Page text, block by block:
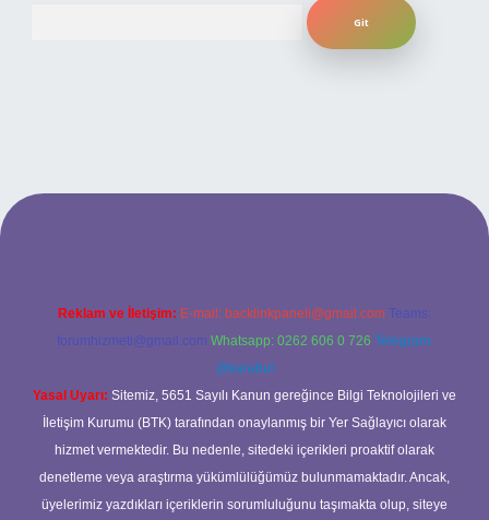
Reklam ve İletişim: E-mail: backlinkpaneli@gmail.com Teams:
forumhizmeti@gmail.com Whatsapp: 0262 606 0 726 Telegram:
@karabul
Yasal Uyarı: Sitemiz, 5651 Sayılı Kanun gereğince Bilgi Teknolojileri ve
İletişim Kurumu (BTK) tarafından onaylanmış bir Yer Sağlayıcı olarak
hizmet vermektedir. Bu nedenle, sitedeki içerikleri proaktif olarak
denetleme veya araştırma yükümlülüğümüz bulunmamaktadır. Ancak,
üyelerimiz yazdıkları içeriklerin sorumluluğunu taşımakta olup, siteye